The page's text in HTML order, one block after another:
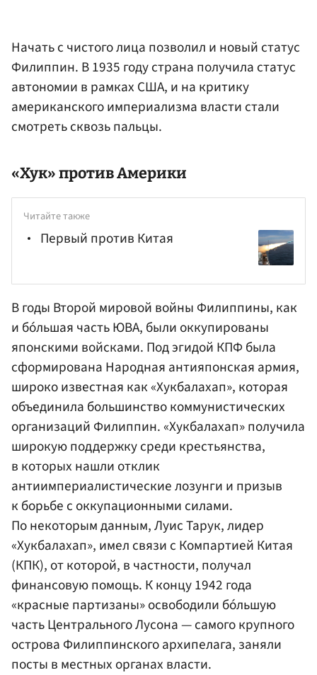
Начать с чистого лица позволил и новый статус
Филиппин. В 1935 году страна получила статус
автономии в рамках США, и на критику
американского империализма власти стали
смотреть сквозь пальцы.
«Хук» против Америки
Читайте также
Первый против Китая
В годы Второй мировой войны Филиппины, как
и бóльшая часть ЮВА, были оккупированы
японскими войсками. Под эгидой КПФ была
сформирована Народная антияпонская армия,
широко известная как «Хукбалахап», которая
объединила большинство коммунистических
организаций Филиппин. «Хукбалахап» получила
широкую поддержку среди крестьянства,
в которых нашли отклик
антиимпериалистические лозунги и призыв
к борьбе с оккупационными силами.
По некоторым данным, Луис Тарук, лидер
«Хукбалахап», имел связи с Компартией Китая
(КПК), от которой, в частности, получал
финансовую помощь. К концу 1942 года
«красные партизаны» освободили бóльшую
часть Центрального Лусона — самого крупного
острова Филиппинского архипелага, заняли
посты в местных органах власти.